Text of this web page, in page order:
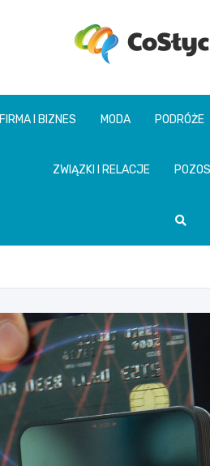
FIRMA I BIZNES MODA PODRÓŻE
ZWIĄZKI I RELACJE